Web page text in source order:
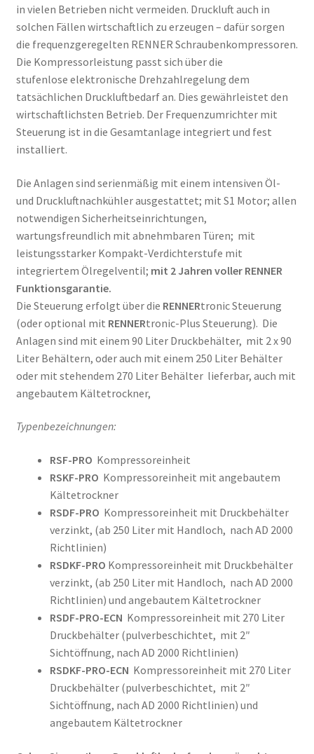
in vielen Betrieben nicht vermeiden. Druckluft auch in
solchen Fällen wirtschaftlich zu erzeugen – dafür sorgen
die frequenzgeregelten RENNER Schraubenkompressoren.
Die Kompressorleistung passt sich über die
stufenlose elektronische Drehzahlregelung dem
tatsächlichen Druckluftbedarf an. Dies gewährleistet den
wirtschaftlichsten Betrieb. Der Frequenzumrichter mit
Steuerung ist in die Gesamtanlage integriert und fest
installiert.
Die Anlagen sind serienmäßig mit einem intensiven Öl-
und Druckluftnachkühler ausgestattet; mit S1 Motor; allen
notwendigen Sicherheitseinrichtungen,
wartungsfreundlich mit abnehmbaren Türen; mit
leistungsstarker Kompakt-Verdichterstufe mit
integriertem Ölregelventil; mit 2 Jahren voller RENNER
Funktionsgarantie.
Die Steuerung erfolgt über die RENNERtronic Steuerung
(oder optional mit RENNERtronic-Plus Steuerung). Die
Anlagen sind mit einem 90 Liter Druckbehälter, mit 2 x 90
Liter Behältern, oder auch mit einem 250 Liter Behälter
oder mit stehendem 270 Liter Behälter lieferbar, auch mit
angebautem Kältetrockner,
Typenbezeichnungen:
RSF-PRO Kompressoreinheit
RSKF-PRO Kompressoreinheit mit angebautem
Kältetrockner
RSDF-PRO Kompressoreinheit mit Druckbehälter
verzinkt, (ab 250 Liter mit Handloch, nach AD 2000
Richtlinien)
RSDKF-PRO Kompressoreinheit mit Druckbehälter
verzinkt, (ab 250 Liter mit Handloch, nach AD 2000
Richtlinien) und angebautem Kältetrockner
RSDF-PRO-ECN Kompressoreinheit mit 270 Liter
Druckbehälter (pulverbeschichtet, mit 2″
Sichtöffnung, nach AD 2000 Richtlinien)
RSDKF-PRO-ECN Kompressoreinheit mit 270 Liter
Druckbehälter (pulverbeschichtet, mit 2″
Sichtöffnung, nach AD 2000 Richtlinien) und
angebautem Kältetrockner